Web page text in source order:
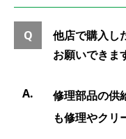
他店で購入し
お願いできま
修理部品の供
も修理やクリ